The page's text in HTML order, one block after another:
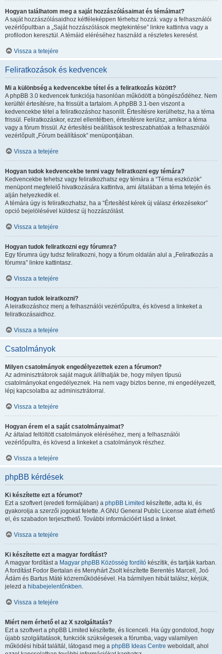
Hogyan találhatom meg a saját hozzászólásaimat és témáimat?
A saját hozzászólásaidhoz kétféleképpen férhetsz hozzá: vagy a felhasználói
vezérlőpultban a „Saját hozzászólások megtekintése” linkre kattintva vagy a
profilodon keresztül. A témáid eléréséhez használd a részletes keresést.
Vissza a tetejére
Feliratkozások és kedvencek
Mi a különbség a kedvencekbe tétel és a feliratkozás között?
A phpBB 3.0 kedvencek funkciója hasonlóan működött a böngésződéhez. Nem
kerültél értesítésre, ha frissült a tartalom. A phpBB 3.1-ben viszont a
kedvencekbe tétel a feliratkozáshoz hasonlít. Értesítésre kerülhetsz, ha a téma
frissül. Feliratkozáskor, ezzel ellentétben, értesítésre kerülsz, amikor a téma
vagy a fórum frissül. Az értesítési beállítások testreszabhatóak a felhasználói
vezérlőpult „Fórum beállítások” menüpontjában.
Vissza a tetejére
Hogyan tudok kedvencekbe tenni vagy feliratkozni egy témára?
Kedvencekbe tehetsz vagy feliratkozhatsz egy témára a “Téma eszközök”
menüpont megfelelő hivatkozására kattintva, ami általában a téma tetején és
alján helyezkedik el.
A témára úgy is feliratkozhatsz, ha a “Értesítést kérek új válasz érkezésekor”
opció bejelölésével küldesz új hozzászólást.
Vissza a tetejére
Hogyan tudok feliratkozni egy fórumra?
Egy fórumra úgy tudsz feliratkozni, hogy a fórum oldalán alul a „Feliratkozás a
fórumra” linkre kattintasz.
Vissza a tetejére
Hogyan tudok leiratkozni?
A leiratkozáshoz menj a felhasználói vezérlőpultra, és kövesd a linkeket a
feliratkozásaidhoz.
Vissza a tetejére
Csatolmányok
Milyen csatolmányok engedélyezettek ezen a fórumon?
Az adminisztrátorok saját maguk állíthatják be, hogy milyen típusú
csatolmányokat engedélyeznek. Ha nem vagy biztos benne, mi engedélyezett,
lépj kapcsolatba az adminisztrátorral.
Vissza a tetejére
Hogyan érem el a saját csatolmányaimat?
Az általad feltöltött csatolmányok eléréséhez, menj a felhasználói
vezérlőpultra, és kövesd a linkeket a csatolmányok részhez.
Vissza a tetejére
phpBB kérdések
Ki készítette ezt a fórumot?
Ezt a szoftvert (eredeti formájában) a phpBB Limited készítette, adta ki, és
gyakorolja a szerzői jogokat felette. A GNU General Public License alatt érhető
el, és szabadon terjeszthető. További információért lásd a linket.
Vissza a tetejére
Ki készítette ezt a magyar fordítást?
A magyar fordítást a Magyar phpBB Közösség fordító készítik, és tartják karban.
A fordítást Fodor Bertalan és Menyhárt Zsolt készítette Berentés Marcell, Joó
Ádám és Bartus Máté közreműködésével. Ha bármilyen hibát találsz, kérjük,
jelezd a hibabejelentőnkben.
Vissza a tetejére
Miért nem érhető el az X szolgáltatás?
Ezt a szoftvert a phpBB Limited készítette, és licenceli. Ha úgy gondolod, hogy
újabb szolgáltatások, funkciók szükségesek a fórumba, vagy valamilyen
működési hibát találtál, látogasd meg a phpBB Ideas Centre weboldalt, ahol